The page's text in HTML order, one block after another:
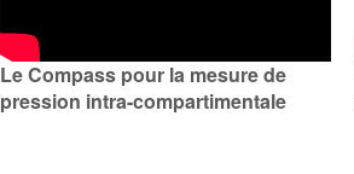
Le Compass pour la mesure de
pression intra-compartimentale